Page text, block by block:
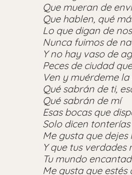
Que mueran de
Que hablen, qué
Lo que digan de
Nunca fuimos de
Y no hay vaso de
Peces de ciudad
Ven y muérdeme
Qué sabrán de ti,
Qué sabrán de mí
Esas bocas que
Solo dicen tonterías
Me gusta que
Y que tus verdades
Tu mundo
Me gusta que estés